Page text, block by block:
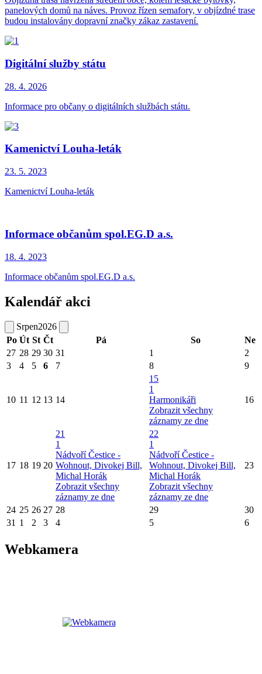
panelových domů na náves. Provoz řízen semafory, v objízdné trase
budou instalovány dopravní značky zákaz zastavení.
Digitální služby státu
28. 4. 2026
Informace pro občany o digitálních službách státu.
Kamenictví Louha-leták
23. 5. 2023
Kamenictví Louha-leták
Informace občanům spol.EG.D a.s.
18. 4. 2023
Informace občanům spol.EG.D a.s.
Kalendář akci
Srpen2026
Po Út St Čt Pá So
Ne
27 28 29 30 31 1
2
3
4 5 6 7 8 9
10 11 12 13 14
15
1
Harmonikáři
Zobrazit všechny
záznamy ze dne
16
17 18 19 20
21
1
Nádvoří Čestice -
Wohnout, Divokej Bill,
Michal Horák
Zobrazit všechny
záznamy ze dne
22
1
Nádvoří Čestice -
Wohnout, Divokej Bill,
Michal Horák
Zobrazit všechny
záznamy ze dne
23
24 25 26 27 28 29
30
31 1 2 3 4 5 6
Webkamera